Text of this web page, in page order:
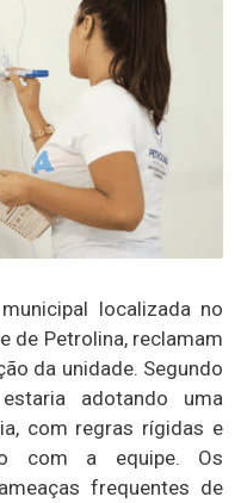
localizada no
de Petrolina, reclamam
da unidade. Segundo
adotando uma
com regras rígidas e
com a equipe. Os
frequentes de